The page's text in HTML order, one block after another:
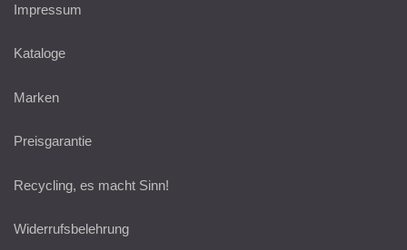
Impressum
Kataloge
Marken
Preisgarantie
Recycling, es macht Sinn!
Widerrufsbelehrung